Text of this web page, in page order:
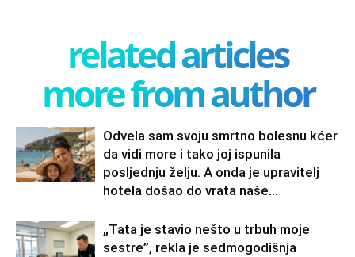
related articles
more from author
Odvela sam svoju smrtno bolesnu kćer
da vidi more i tako joj ispunila
posljednju želju. A onda je upravitelj
hotela došao do vrata naše...
„Tata je stavio nešto u trbuh moje
sestre”, rekla je sedmogodišnja